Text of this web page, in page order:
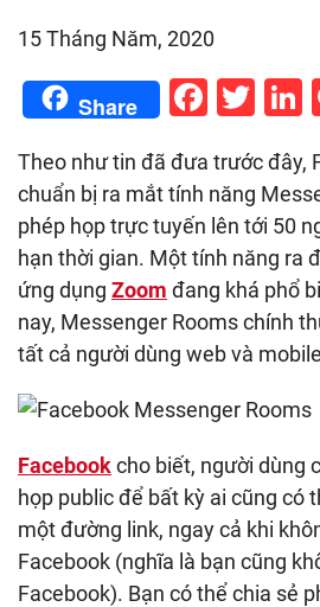
15 Tháng Năm, 2020
Share
Theo như tin đã đưa trước đây,
chuẩn bị ra mắt tính năng
phép họp trực tuyến lên tới 50
hạn thời gian. Một tính năng ra
ứng dụng Zoom đang khá phổ
nay, Messenger Rooms chính
tất cả người dùng web và
Facebookcho biết, người dùng
họp public để bất kỳ ai cũng có
một đường link, ngay cả khi
Facebook (nghĩa là bạn cũng
Facebook). Bạn có thể chia sẻ